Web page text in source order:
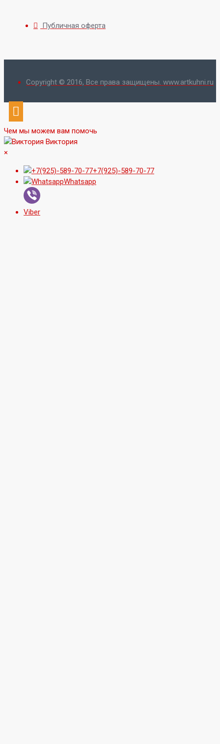
Публичная оферта
Copyright © 2016, Все права защищены. www.artkuhni.ru
Чем мы можем вам помочь
Виктория
×
+7(925)-589-70-77
Whatsapp
Viber